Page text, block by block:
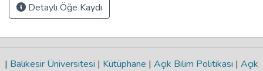
Detaylı Öğe Kaydı
| Balıkesir Üniversitesi | Kütüphane | Açık Bilim Politikası | Açık